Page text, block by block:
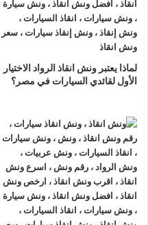
تتميز خدمةإنقاذ
لإنقاذ و رفع
نتعهد بوصول ونش الانقاذ
10 دقائق بحد اقصي.
يمكنك الاتصال بنا أو
بريد إلكتروني إلى أحد
انقاذاليك في أي وقت.
ونش انقاذ سياراتالرواد
اجزاء سياراتك.
لدينا افضل ونش انقاذ
اقرب ونش انقاذ سيارات
لماذا يعتبر ونش انقاذ الرواد الاختيار
الأول لقائدي السيارات في مصر؟